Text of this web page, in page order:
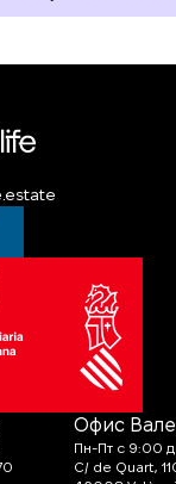
Офис
Пн-Пт с 9:00
C/ de Quart,